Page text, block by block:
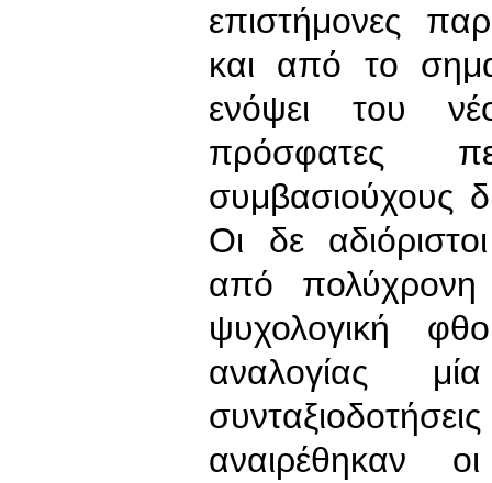
επιστήμονες
και από το
ενόψει του
πρόσφατες
συμβασιούχους
Οι δε
από πολύχρονη
ψυχολογική
αναλογίας
αναιρέθηκαν